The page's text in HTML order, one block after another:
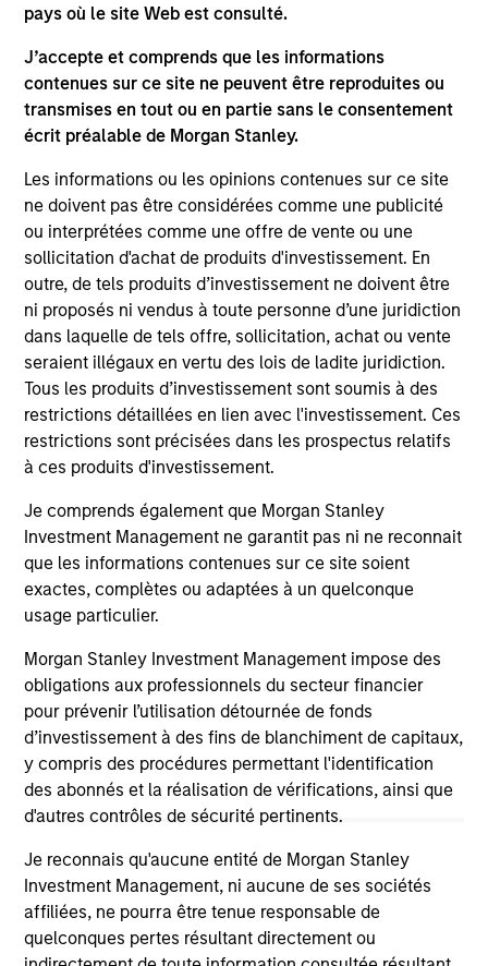
pays où le site Web est consulté.
J’accepte et comprends que les informations
contenues sur ce site ne peuvent être reproduites ou
transmises en tout ou en partie sans le consentement
écrit préalable de Morgan Stanley.
Les informations ou les opinions contenues sur ce site
ne doivent pas être considérées comme une publicité
ou interprétées comme une offre de vente ou une
sollicitation d'achat de produits d'investissement. En
outre, de tels produits d’investissement ne doivent être
ni proposés ni vendus à toute personne d’une juridiction
dans laquelle de tels offre, sollicitation, achat ou vente
seraient illégaux en vertu des lois de ladite juridiction.
Tous les produits d’investissement sont soumis à des
restrictions détaillées en lien avec l'investissement. Ces
restrictions sont précisées dans les prospectus relatifs
à ces produits d'investissement.
Je comprends également que Morgan Stanley
Investment Management ne garantit pas ni ne reconnait
que les informations contenues sur ce site soient
exactes, complètes ou adaptées à un quelconque
usage particulier.
Morgan Stanley Investment Management impose des
obligations aux professionnels du secteur financier
pour prévenir l’utilisation détournée de fonds
d’investissement à des fins de blanchiment de capitaux,
y compris des procédures permettant l'identification
des abonnés et la réalisation de vérifications, ainsi que
d'autres contrôles de sécurité pertinents.
Je reconnais qu'aucune entité de Morgan Stanley
Investment Management, ni aucune de ses sociétés
affiliées, ne pourra être tenue responsable de
quelconques pertes résultant directement ou
Adam Love Named Chief Executive Officer of
Allstar Services
Oct 19,2023
Morgan Stanley Capital Partners Acquires
Allstar Services
May 01,2023
As of July 25, 2025. The above is provided for informational
and educational purposes only. There is no guarantee that
the investment mentioned resulted in positive performance
(for realized holdings), or will perform well in the future (for
current holdings). The trademarks and service marks above
are the property of their respective owners. The information
on this website has not been authorized, sponsored, or
otherwise approved by such owners. By clicking on any
links shown here, you agree that you are navigating to a
third party site. We are providing these hyperlinks to you
only as a convenience and the inclusion of any hyperlink is
not and does not imply any endorsement, approval,
investigation, verification or monitoring by us of any
information contained in any hyperlinked site. In no event
shall we be responsible for the information contained on
the site or your use of such site.